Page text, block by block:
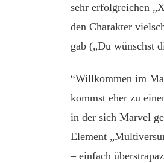
sehr erfolgreichen
den Charakter
gab („Du wünschst
“Willkommen im
kommst eher zu
in der sich Marvel
Element
– einfach